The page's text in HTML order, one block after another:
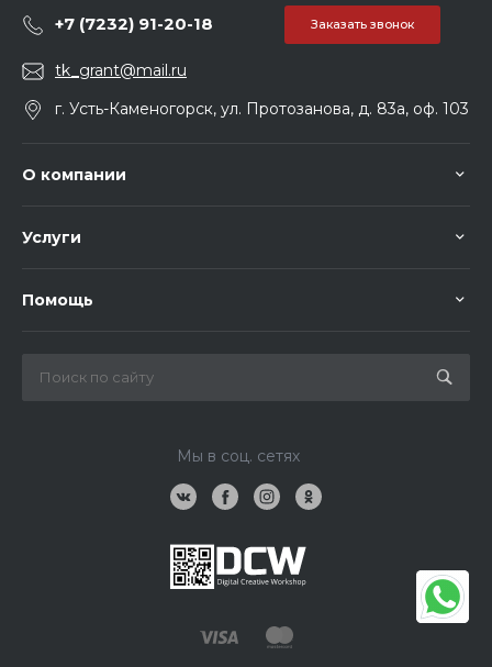
+7 (7232) 91-20-18 Заказать звонок
tk_grant@mail.ru
г. Усть-Каменогорск, ул. Протозанова, д. 83а, оф. 103
О компании
Услуги
Помощь
Мы в соц. сетях